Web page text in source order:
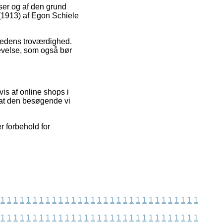
og af den grund
af Egon Schiele
troværdighed.
som også bør
af online shops i
den besøgende vi
forbehold for
1 1 1 1 1 1 1 1 1 1 1 1 1 1 1 1 1 1 1 1 1 1 1 1 1 1 1 1 1 1 1
1 1 1 1 1 1 1 1 1 1 1 1 1 1 1 1 1 1 1 1 1 1 1 1 1 1 1 1 1 1 1